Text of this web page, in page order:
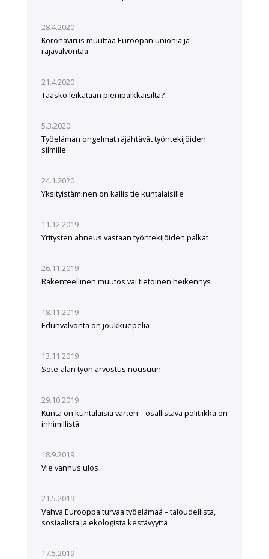
28.4.2020
Koronavirus muuttaa Euroopan unionia ja
rajavalvontaa
21.4.2020
Taasko leikataan pienipalkkaisilta?
5.3.2020
Työelämän ongelmat räjähtävät työntekijöiden
silmille
24.1.2020
Yksityistäminen on kallis tie kuntalaisille
11.12.2019
Yritysten ahneus vastaan työntekijöiden palkat
26.11.2019
Rakenteellinen muutos vai tietoinen heikennys
18.11.2019
Edunvalvonta on joukkuepeliä
13.11.2019
Sote-alan työn arvostus nousuun
29.10.2019
Kunta on kuntalaisia varten – osallistava politiikka on
inhimillistä
18.9.2019
Vie vanhus ulos
21.5.2019
Vahva Eurooppa turvaa työelämää – taloudellista,
sosiaalista ja ekologista kestävyyttä
17.5.2019